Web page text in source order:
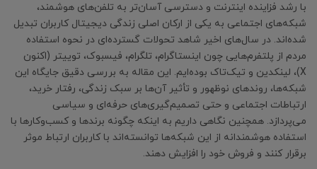
با رشد فزاینده اینترنت و دسترسی آسان‌تر به تلفن‌های هوشمند،
شبکه‌های اجتماعی به یکی از ارکان اصلی زندگی دیجیتال کاربران تبدیل
شده‌اند. در سال‌های اخیر شاهد تحولات گسترده‌ای در نحوه استفاده
مردم از پلتفرم‌هایی چون اینستاگرام، تلگرام، فیسبوک، توییتر (اکنون
X)، لینکدین و تیک‌تاک بوده‌ایم. این مقاله به بررسی دقیق جایگاه این
شبکه‌ها، روندهای نوظهور و تأثیر آن‌ها بر سبک زندگی، رفتار خرید،
ارتباطات اجتماعی و حتی تصمیم‌گیری‌های حرفه‌ای و سیاسی
می‌پردازد. همچنین نگاهی داریم به اینکه چگونه برندها و کسب‌وکارها با
استفاده هوشمندانه از این شبکه‌ها توانسته‌اند با کاربران ارتباط موثر
برقرار کنند و فروش خود را افزایش دهند.